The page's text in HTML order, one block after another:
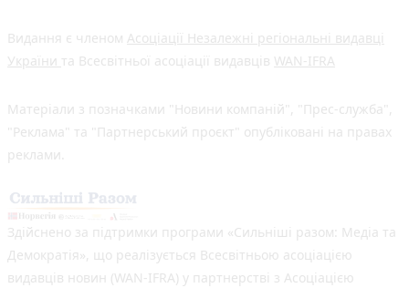
Видання є членом Асоціації Незалежні регіональні видавці
України та Всесвітньої асоціації видавців WAN-IFRA
Матеріали з позначками "Новини компаній", "Прес-служба",
"Реклама" та "Партнерський проєкт" опубліковані на правах
реклами.
Здійснено за підтримки програми «Сильніші разом: Медіа та
Демократія», що реалізується Всесвітньою асоціацією
видавців новин (WAN-IFRA) у партнерстві з Асоціацією